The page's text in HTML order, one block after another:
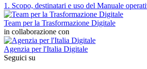
1. Scopo, destinatari e uso del Manuale
Team per la Trasformazione Digitale
in collaborazione con
Agenzia per l'Italia Digitale
Seguici su